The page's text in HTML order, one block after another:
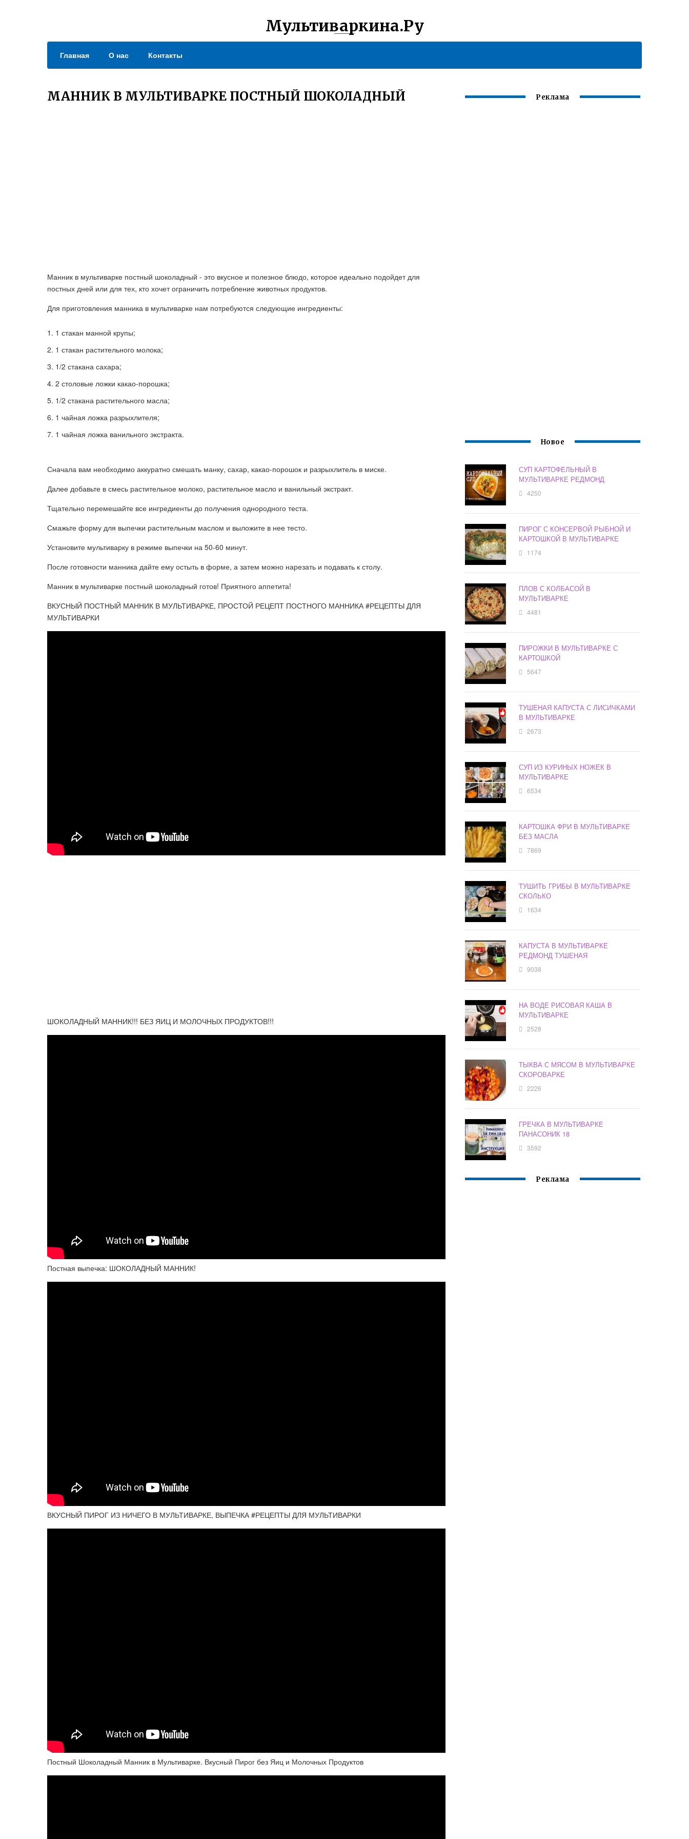
Мультиваркина.Ру
Главная О нас Контакты
МАННИК В МУЛЬТИВАРКЕ ПОСТНЫЙ ШОКОЛАДНЫЙ
Манник в мультиварке постный шоколадный - это вкусное и полезное блюдо, которое идеально подойдет для
постных дней или для тех, кто хочет ограничить потребление животных продуктов.
Для приготовления манника в мультиварке нам потребуются следующие ингредиенты:
1 стакан манной крупы;
1 стакан растительного молока;
1/2 стакана сахара;
2 столовые ложки какао-порошка;
1/2 стакана растительного масла;
1 чайная ложка разрыхлителя;
1 чайная ложка ванильного экстракта.
Сначала вам необходимо аккуратно смешать манку, сахар, какао-порошок и разрыхлитель в миске.
Далее добавьте в смесь растительное молоко, растительное масло и ванильный экстракт.
Тщательно перемешайте все ингредиенты до получения однородного теста.
Смажьте форму для выпечки растительным маслом и выложите в нее тесто.
Установите мультиварку в режиме выпечки на 50-60 минут.
После готовности манника дайте ему остыть в форме, а затем можно нарезать и подавать к столу.
Манник в мультиварке постный шоколадный готов! Приятного аппетита!
ВКУСНЫЙ ПОСТНЫЙ МАННИК В МУЛЬТИВАРКЕ, ПРОСТОЙ РЕЦЕПТ ПОСТНОГО МАННИКА #РЕЦЕПТЫ ДЛЯ
МУЛЬТИВАРКИ
ШОКОЛАДНЫЙ МАННИК!!! БЕЗ ЯИЦ И МОЛОЧНЫХ ПРОДУКТОВ!!!
Постная выпечка: ШОКОЛАДНЫЙ МАННИК!
ВКУСНЫЙ ПИРОГ ИЗ НИЧЕГО В МУЛЬТИВАРКЕ, ВЫПЕЧКА #РЕЦЕПТЫ ДЛЯ МУЛЬТИВАРКИ
Постный Шоколадный Манник в Мультиварке. Вкусный Пирог без Яиц и Молочных Продуктов
Реклама
Новое
СУП КАРТОФЕЛЬНЫЙ В
МУЛЬТИВАРКЕ РЕДМОНД
4250
ПИРОГ С КОНСЕРВОЙ РЫБНОЙ И
КАРТОШКОЙ В МУЛЬТИВАРКЕ
1174
ПЛОВ С КОЛБАСОЙ В
МУЛЬТИВАРКЕ
4481
ПИРОЖКИ В МУЛЬТИВАРКЕ С
КАРТОШКОЙ
5647
ТУШЕНАЯ КАПУСТА С ЛИСИЧКАМИ
В МУЛЬТИВАРКЕ
2673
СУП ИЗ КУРИНЫХ НОЖЕК В
МУЛЬТИВАРКЕ
6534
КАРТОШКА ФРИ В МУЛЬТИВАРКЕ
БЕЗ МАСЛА
7869
ТУШИТЬ ГРИБЫ В МУЛЬТИВАРКЕ
СКОЛЬКО
1634
КАПУСТА В МУЛЬТИВАРКЕ
РЕДМОНД ТУШЕНАЯ
9038
НА ВОДЕ РИСОВАЯ КАША В
МУЛЬТИВАРКЕ
2528
ТЫКВА С МЯСОМ В МУЛЬТИВАРКЕ
СКОРОВАРКЕ
2226
ГРЕЧКА В МУЛЬТИВАРКЕ
ПАНАСОНИК 18
3592
Реклама